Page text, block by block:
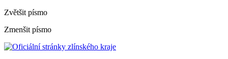
Zvětšit písmo
Zmenšit písmo